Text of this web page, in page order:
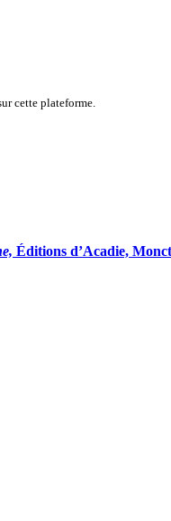
cette plateforme.
Éditions d’Acadie,